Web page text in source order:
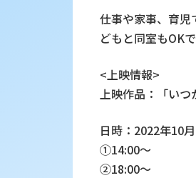
仕事や家事、育
どもと同室もOKで
<上映情報>
上映作品：「いつ
日時：2022年10月
①14:00～
②18:00～